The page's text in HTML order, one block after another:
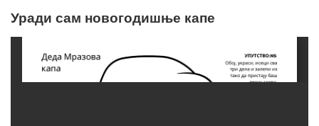
Уради сам новогодишње капе